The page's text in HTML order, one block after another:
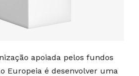
apoiada pelos fundos
Europeia é desenvolver uma